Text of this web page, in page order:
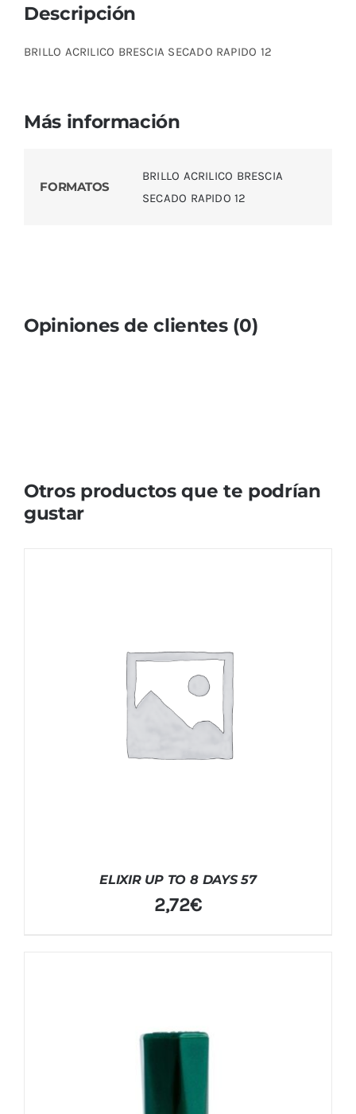
Descripción
BRILLO ACRILICO BRESCIA SECADO RAPIDO 12
Más información
FORMATOS
BRILLO ACRILICO BRESCIA
SECADO RAPIDO 12
Opiniones de clientes (0)
Otros productos que te podrían
gustar
ELIXIR UP TO 8 DAYS 57
2,72€